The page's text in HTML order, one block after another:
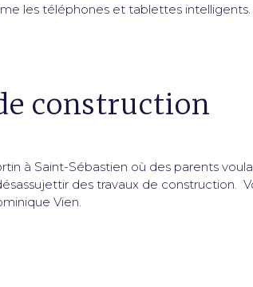
les téléphones et tablettes intelligents.
construction
à Saint-Sébastien où des parents
des travaux de construction.
Vien.